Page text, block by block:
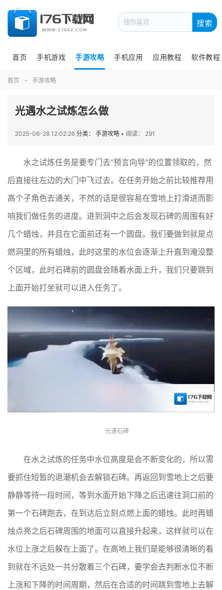
搜索
首页 手机游戏 手游攻略 手机应用 应用教程 软件教程
首页 手游攻略
光遇水之试炼怎么做
2025-06-28 12:02:26 分类： 手游攻略 • 阅读： 291
水之试炼任务是要专门去“预言向导”的位置领取的，然
后直接往左边的大门中飞过去。在任务开始之前比较推荐用
高个子角色去通关，不然的话是很容易在雪地上打滑进而影
响我们做任务的进度。进到洞中之后会发现石碑的周围有好
几个蜡烛，并且在它面前还有一个圆盘。我们要做到就是点
燃洞里的所有蜡烛，此时这里的水位会逐渐上升直到淹没整
个区域，此时石碑前的圆盘会随着水面上升，我们只要跳到
上面开始打坐就可以进入任务了。
光遇石碑
在水之试炼的任务中水位高度是会不断变化的，所以需
要抓住短暂的退潮机会去解锁石碑。再返回到雪地上之后要
静静等待一段时间，等到水面开始下降之后迅速往洞口前的
第一个石碑跑去，在到达后立刻点燃上面的蜡烛。此时再蜡
烛点亮之后石碑周围的地面可以直接升起来，这样就可以在
水位上涨之后躲在上面了。在高地上我们是能够很清晰的看
到就在不远处一共分散着三个石碑，要学会去判断水位不断
上涨和下降的时间周期，然后在合适的时间跳到雪地上去解